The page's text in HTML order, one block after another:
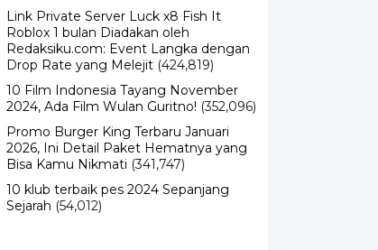
Link Private Server Luck x8 Fish It
Roblox 1 bulan Diadakan oleh
Redaksiku.com: Event Langka dengan
Drop Rate yang Melejit (424,819)
10 Film Indonesia Tayang November
2024, Ada Film Wulan Guritno! (352,096)
Promo Burger King Terbaru Januari
2026, Ini Detail Paket Hematnya yang
Bisa Kamu Nikmati (341,747)
10 klub terbaik pes 2024 Sepanjang
Sejarah (54,012)